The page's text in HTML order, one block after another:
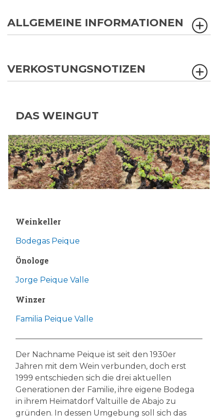
ALLGEMEINE INFORMATIONEN
VERKOSTUNGSNOTIZEN
DAS WEINGUT
Weinkeller
Bodegas Peique
Önologe
Jorge Peique Valle
Winzer
Familia Peique Valle
Der Nachname Peique ist seit den 1930er
Jahren mit dem Wein verbunden, doch erst
1999 entschieden sich die drei aktuellen
Generationen der Familie, ihre eigene Bodega
in ihrem Heimatdorf Valtuille de Abajo zu
gründen. In dessen Umgebung soll sich das